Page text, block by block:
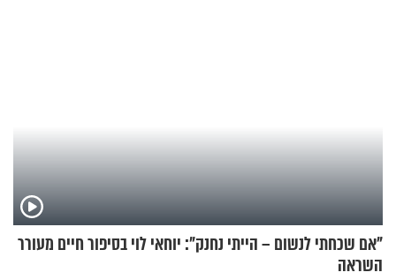
"אם שכחתי לנשום – הייתי נחנק": יוחאי לוי בסיפור חיים מעורר
השראה